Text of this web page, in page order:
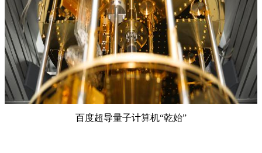
百度超导量子计算机“乾始”